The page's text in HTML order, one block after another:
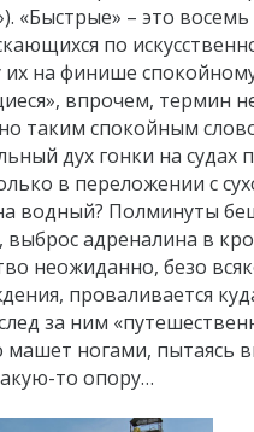
«Быстрые» – это
по
на финише
впрочем, термин
таким спокойным
дух гонки на судах
в переложении с
водный? Полминуты
выброс адреналина в
неожиданно, безо
проваливается
за ним
машет ногами, пытаясь
то опору…